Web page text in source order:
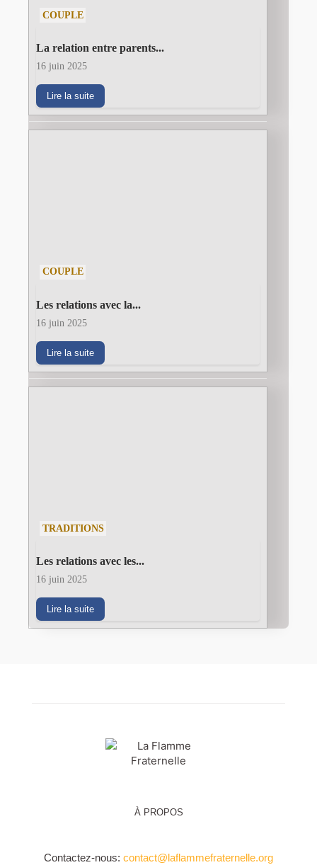
COUPLE
La relation entre parents...
16 juin 2025
Lire la suite
COUPLE
Les relations avec la...
16 juin 2025
Lire la suite
TRADITIONS
Les relations avec les...
16 juin 2025
Lire la suite
À PROPOS
Contactez-nous: contact@laflammefraternelle.org